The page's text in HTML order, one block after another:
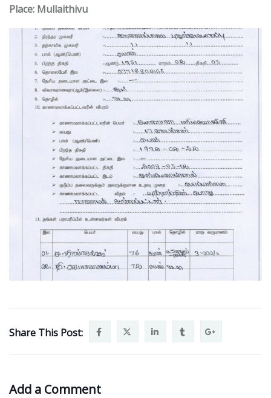
Place: Mullaithivu
Share This Post:
Add a Comment